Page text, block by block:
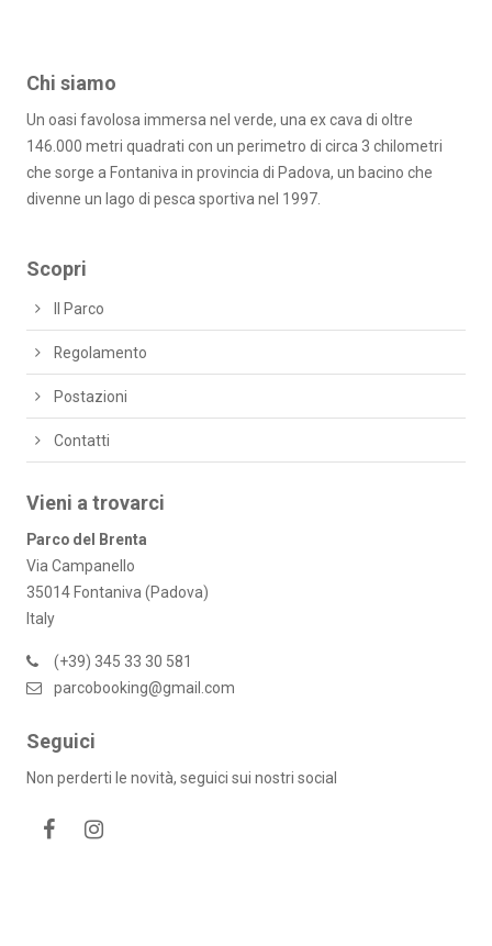
Chi siamo
Un oasi favolosa immersa nel verde, una ex cava di oltre
146.000 metri quadrati con un perimetro di circa 3 chilometri
che sorge a Fontaniva in provincia di Padova, un bacino che
divenne un lago di pesca sportiva nel 1997.
Scopri
Il Parco
Regolamento
Postazioni
Contatti
Vieni a trovarci
Parco del Brenta
Via Campanello
35014 Fontaniva (Padova)
Italy
(+39) 345 33 30 581
parcobooking@gmail.com
Seguici
Non perderti le novità, seguici sui nostri social